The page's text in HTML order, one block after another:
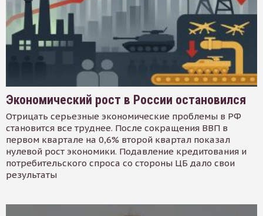
Экономический рост в России остановился
Отрицать серьезные экономические проблемы в РФ
становится все труднее. После сокращения ВВП в
первом квартале на 0,6% второй квартал показал
нулевой рост экономики. Подавление кредитования и
потребительского спроса со стороны ЦБ дало свои
результаты